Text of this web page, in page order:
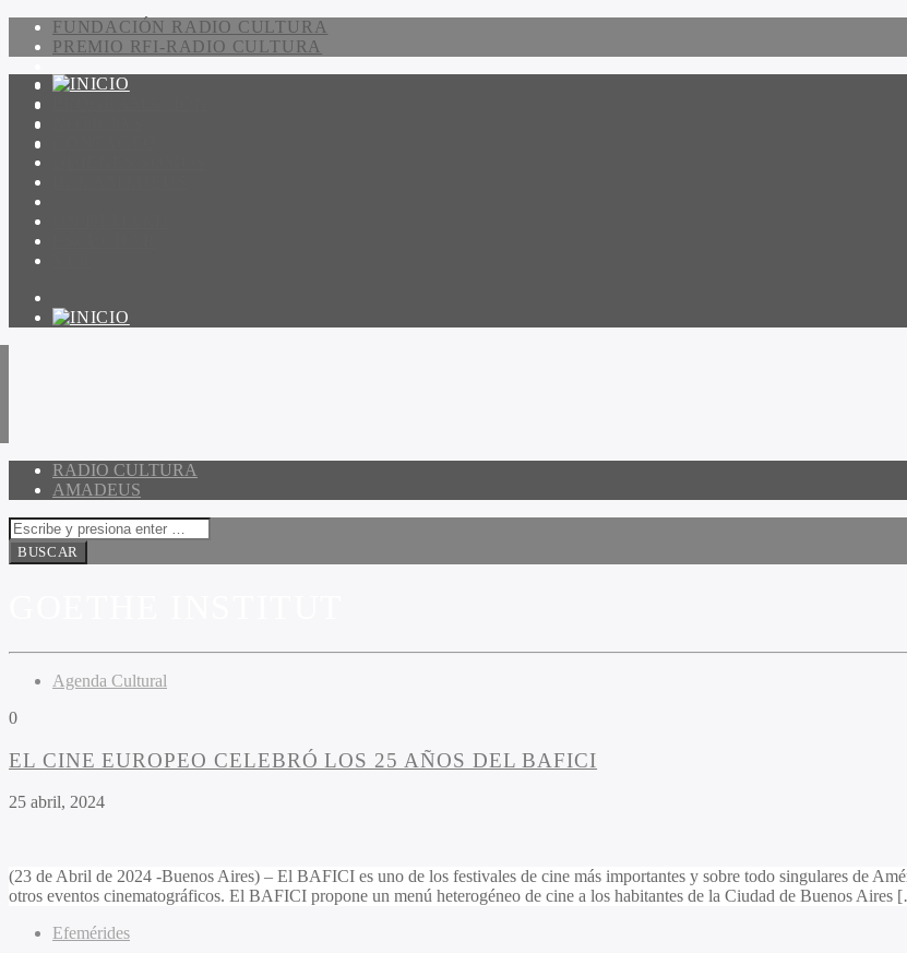
FUNDACIÓN RADIO CULTURA
PREMIO RFI-RADIO CULTURA
RADIO CULTURA
AMADEUS
Agenda Cultural
0
EL CINE EUROPEO CELEBRÓ LOS 25 AÑOS DEL BAFICI
25 abril, 2024
(23 de Abril de 2024 -Buenos Aires) – El BAFICI es uno de los festivales de cine más importantes y sobre todo singulares de
otros eventos cinematográficos. El BAFICI propone un menú heterogéneo de cine a los habitantes de la Ciudad de Buenos Aires
Efemérides